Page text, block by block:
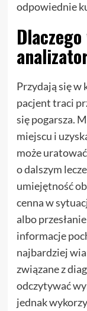
odpowiednie
Przydają się w
pacjent traci
się pogarsza.
miejscu i
może
o dalszym
umiejętność
cenna w
albo
informacje
najbardziej
związane z
odczytywać
jednak